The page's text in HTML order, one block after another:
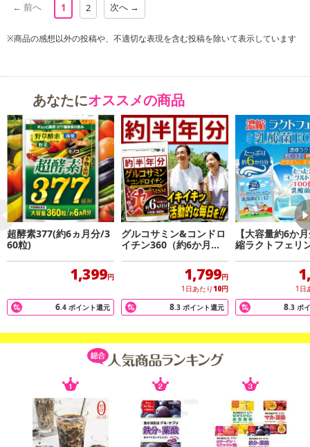
そんな製薬会社が本気で酵素サプリを作ったら『濃すぎる粒』とな
まるで野菜の塊！！野菜・野草・果物・キノコ・海藻から厳選され
【赤の力】
・代表的な食材：トマト・人参・リンゴ・唐辛子・アセロラ・イチ
ジク 『赤の食材はビタミンCやEが豊富に含むものが多くβカロテン
などを含む為、色が真っ赤になっております。
【緑の力】
・代表的な食材：ピーマン・ホウレンソウ・キャベツ・ブロッコリ
ー・小松菜 『緑の食材はクロロフィルを含むことから野菜と言えば
定番の鮮やかな緑色となります。
・代表的な食材：レモン・キンカン・カリン・グレープフルーツ・
とうもろこし 『黄の食材は主にビタミンなどが豊富な柑橘類が有名
・代表的な食材：ブドウ・グレープ・レーズン・ブルーベリー・ナ
スビ 『紫の食材を代表するブルーベリー等には「アントシアニン」
と呼ばれるポリフェノールが豊富に含んでおります。
【白の力】
← 前へ 1 2 次へ →
※商品の感想以外の投稿や、不適切な表現を含む投稿を除いて表示しています
あなたにオススメの商品
超酵素377(約6ヵ月分/3
60粒)
1,399円
6.4 ポイント還元
グルコサミン&コンドロ
イチン360（約6か月分/
1,799円
1日あたり 10円
8.3 ポイント還元
【大容量約6か
縮ラクトフェリ
1日
8.3 ポ